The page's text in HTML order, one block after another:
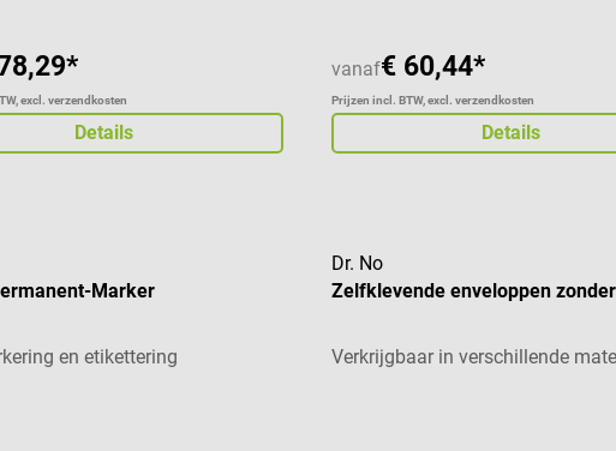
excl. verzendkosten
Details
vanaf€ 60,44*
Prijzen incl. BTW, excl. verzendkosten
Details
Marker
en etikettering
Dr. No
Zelfklevende enveloppen
Verkrijgbaar in verschillende